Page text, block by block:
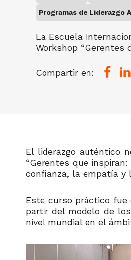
Programas de Liderazgo
La Escuela
Workshop “Gerentes
Compartir en:
El liderazgo auténtico
“Gerentes que
confianza, la empatía y
Este curso práctico fue
partir del modelo de los
nivel mundial en el